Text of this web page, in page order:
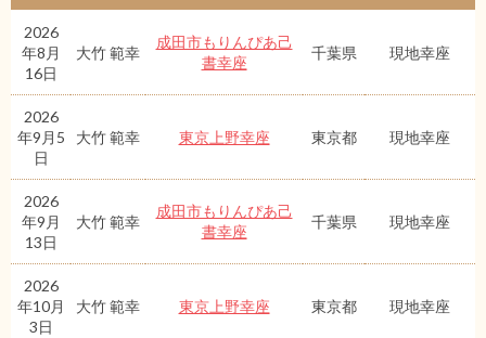
2026
年8月
16日
大竹 範幸
成田市もりんぴあ己
書幸座
千葉県 現地幸座
2026
年9月5
日
大竹 範幸 東京上野幸座 東京都 現地幸座
2026
年9月
13日
大竹 範幸
成田市もりんぴあ己
書幸座
千葉県 現地幸座
2026
年10月
3日
大竹 範幸 東京上野幸座 東京都 現地幸座